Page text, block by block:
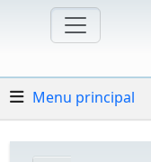
Menu principal